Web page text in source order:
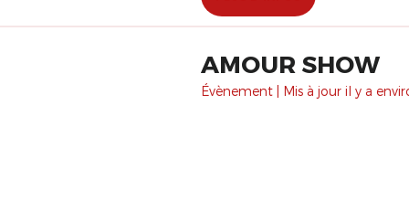
AMOUR SHOW
Évènement | Mis à jour il y a